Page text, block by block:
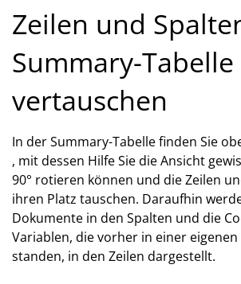
Zeilen und
Summary-Tabelle
vertauschen
In der Summary-Tabelle finden Sie
, mit dessen Hilfe Sie die Ansicht
90° rotieren können und die Zeilen
ihren Platz tauschen. Daraufhin
Dokumente in den Spalten und die
Variablen, die vorher in einer eigenen
standen, in den Zeilen dargestellt.